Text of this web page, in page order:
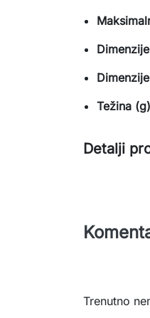
Težina
Detalji
Trenutno